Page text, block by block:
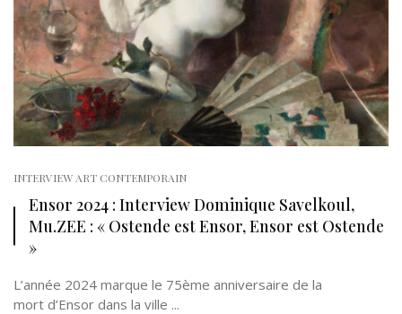
INTERVIEW ART CONTEMPORAIN
Ensor 2024 : Interview Dominique Savelkoul,
Mu.ZEE : « Ostende est Ensor, Ensor est Ostende
»
L’année 2024 marque le 75ème anniversaire de la
mort d’Ensor dans la ville ...